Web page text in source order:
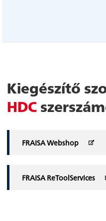
Kiegészítő
HDC
FRAISA Webshop
FRAISA ReToolServices